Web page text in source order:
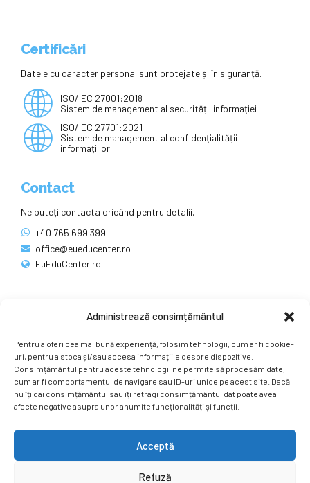
Administrează consimțământul
Pentru a oferi cea mai bună experiență, folosim tehnologii, cum ar fi cookie-
uri, pentru a stoca și/sau accesa informațiile despre dispozitive.
Consimțământul pentru aceste tehnologii ne permite să procesăm date,
cum ar fi comportamentul de navigare sau ID-uri unice pe acest site. Dacă
nu îți dai consimțământul sau îți retragi consimțământul dat poate avea
afecte negative asupra unor anumite funcționalități și funcții.
Acceptă
Refuză
Certificări
Datele cu caracter personal sunt protejate și în siguranță.
ISO/IEC 27001:2018
Sistem de management al securității informației
ISO/IEC 27701:2021
Sistem de management al confidențialității
informațiilor
Contact
Ne puteți contacta oricând pentru detalii.
+40 765 699 399
office@eueducenter.ro
EuEduCenter.ro
Ne puteți găsi și pe rețelele sociale.